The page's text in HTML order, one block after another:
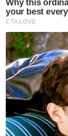
dan
pergi.
"Saya
berlaku itu
ayam
katanya